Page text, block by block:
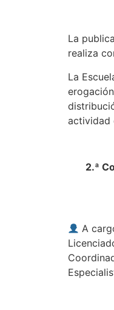
La
realiza
La
actividad
2.ª
A